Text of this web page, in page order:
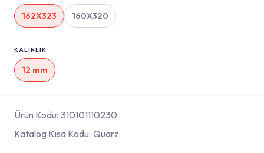
162X323 160X320
KALINLIK
12 mm
Ürün Kodu: 310101110230
Katalog Kısa Kodu: Quarz